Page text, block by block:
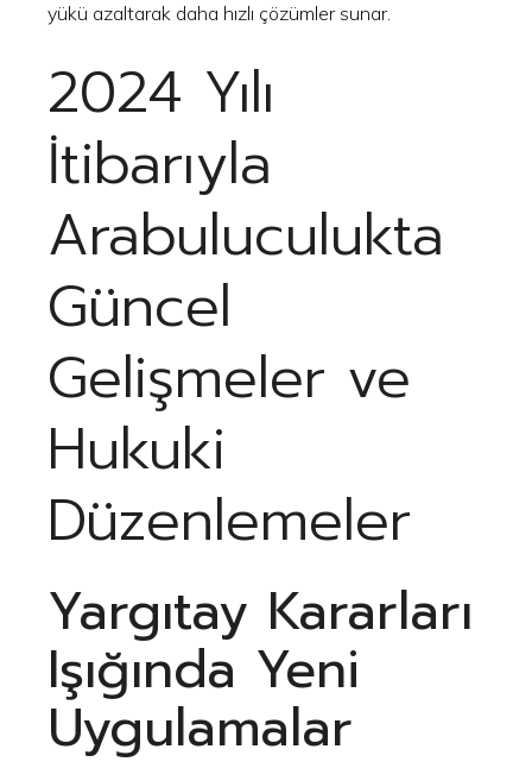
yükü azaltarak daha hızlı çözümler sunar.
2024 Yılı
İtibarıyla
Arabuluculukta
Güncel
Gelişmeler ve
Hukuki
Düzenlemeler
Yargıtay Kararları
Işığında Yeni
Uygulamalar